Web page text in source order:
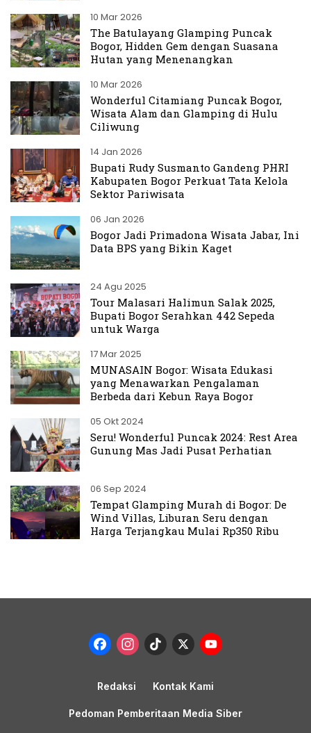
10 Mar 2026
The Batulayang Glamping Puncak
Bogor, Hidden Gem dengan Suasana
Hutan yang Menenangkan
10 Mar 2026
Wonderful Citamiang Puncak Bogor,
Wisata Alam dan Glamping di Hulu
Ciliwung
14 Jan 2026
Bupati Rudy Susmanto Gandeng PHRI
Kabupaten Bogor Perkuat Tata Kelola
Sektor Pariwisata
06 Jan 2026
Bogor Jadi Primadona Wisata Jabar, Ini
Data BPS yang Bikin Kaget
24 Agu 2025
Tour Malasari Halimun Salak 2025,
Bupati Bogor Serahkan 442 Sepeda
untuk Warga
17 Mar 2025
MUNASAIN Bogor: Wisata Edukasi
yang Menawarkan Pengalaman
Berbeda dari Kebun Raya Bogor
05 Okt 2024
Seru! Wonderful Puncak 2024: Rest Area
Gunung Mas Jadi Pusat Perhatian
06 Sep 2024
Tempat Glamping Murah di Bogor: De
Wind Villas, Liburan Seru dengan
Harga Terjangkau Mulai Rp350 Ribu
Facebook
Instagram
TikTok
X
Redaksi Kontak Kami
Pedoman Pemberitaan Media Siber